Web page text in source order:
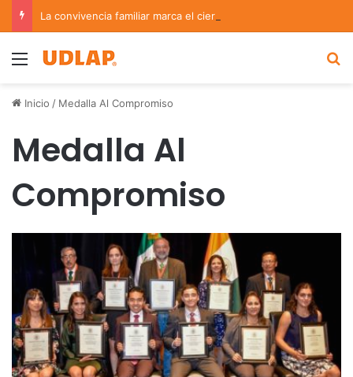
Menu
Inicio / Medalla Al Compromiso
Medalla Al
Compromiso